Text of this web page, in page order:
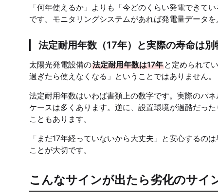
「何年使えるか」よりも「今どのくらい発電できて
です。モニタリングシステムがあれば発電量データ
法定耐用年数（17年）と実際の寿命は別
太陽光発電設備の法定耐用年数は17年 と定められて
過ぎたら使えなくなる」ということではありません。
法定耐用年数はいわば書類上の数字です。実際のパ
ケースは多くあります。逆に、設置環境が過酷だっ
こともあります。
「まだ17年経っていないから大丈夫」と安心するの
ことが大切です。
こんなサインが出たら劣化のサイ